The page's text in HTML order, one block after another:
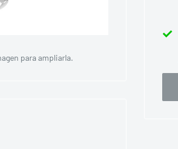
para ampliarla.